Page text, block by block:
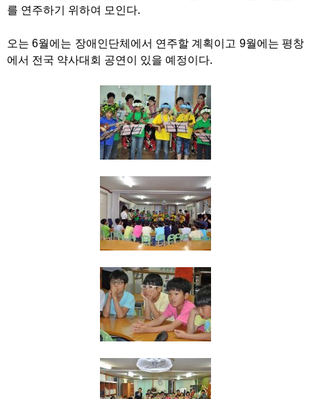
를 연주하기 위하여 모인다.
오는 6월에는 장애인단체에서 연주할 계획이고 9월에는 평창
에서 전국 약사대회 공연이 있을 예정이다.